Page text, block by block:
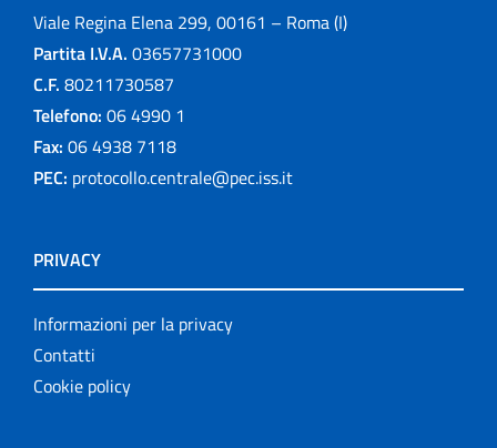
Viale Regina Elena 299, 00161 – Roma (I)
Partita I.V.A. 03657731000
C.F. 80211730587
Telefono: 06 4990 1
Fax: 06 4938 7118
PEC: protocollo.centrale@pec.iss.it
PRIVACY
Informazioni per la privacy
Contatti
Cookie policy